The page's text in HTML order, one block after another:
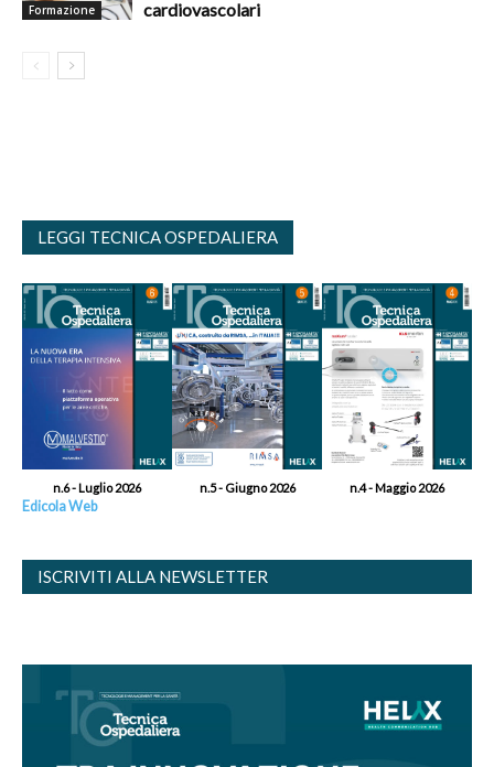
Formazione
cardiovascolari
LEGGI TECNICA OSPEDALIERA
n.6 - Luglio 2026 n.5 - Giugno 2026 n.4 - Maggio 2026
Edicola Web
ISCRIVITI ALLA NEWSLETTER